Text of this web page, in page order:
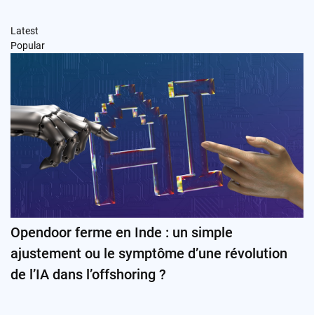
Latest
Popular
Opendoor ferme en Inde : un simple
ajustement ou le symptôme d’une révolution
de l’IA dans l’offshoring ?